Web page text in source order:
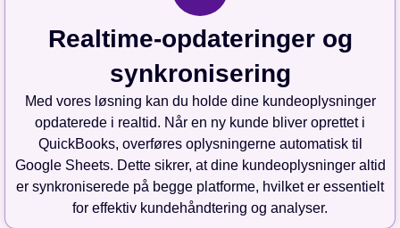
Realtime-opdateringer og
synkronisering
Med vores løsning kan du holde dine kundeoplysninger
opdaterede i realtid. Når en ny kunde bliver oprettet i
QuickBooks, overføres oplysningerne automatisk til
Google Sheets. Dette sikrer, at dine kundeoplysninger altid
er synkroniserede på begge platforme, hvilket er essentielt
for effektiv kundehåndtering og analyser.